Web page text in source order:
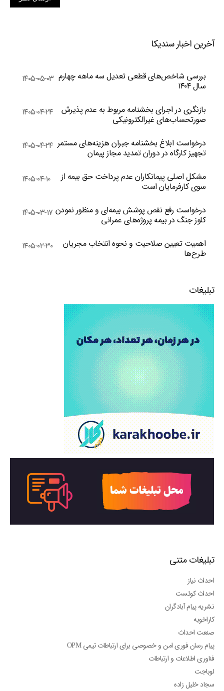
آخرین اخبار سندیکا
بررسی شاخص‌های قطعی تعدیل سه ماهه چهارم
سال ۱۴۰۴
۱۴۰۵-۰۵-۰۳
بازنگری در اجرای بخشنامه مربوط به عدم پذیرش
صورتحساب‌های غیرالکترونیکی
۱۴۰۵-۰۴-۲۴
درخواست ابلاغ بخشنامه جبران هزینه‌های مستمر
تجهیز کارگاه در دوران تمدید مجاز پیمان
۱۴۰۵-۰۴-۲۴
مشکل اصلی پیمانکاران عدم پرداخت حق بیمه از
سوی کارفرمایان است
۱۴۰۵-۰۴-۱۰
درخواست رفع نقص پوشش بیمه‌ای و منظور نمودن
کلوز جنگ در بیمه پروژه‌های عمرانی
۱۴۰۵-۰۳-۱۷
اهمیت تعیین صلاحیت و نحوه انتخاب مجریان
طرح‌ها
۱۴۰۵-۰۲-۳۰
تبلیغات
تبلیغات متنی
احداث نیاز
احداث کوئست
نشریه پیام آبادگران
کاراخوبه
صنعت احداث
پیام رسان فوری امن و خصوصی برای ارتباطات تیمی OPM
فناوری اطلاعات و ارتباطات
لوباجت
سجاد خلیل زاده